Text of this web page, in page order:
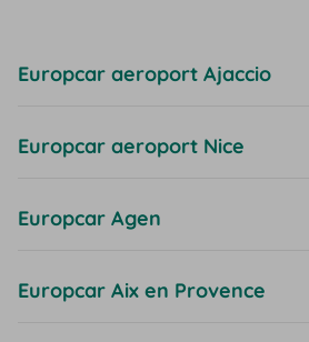
Europcar aeroport Ajaccio
Europcar aeroport Nice
Europcar Agen
Europcar Aix en Provence